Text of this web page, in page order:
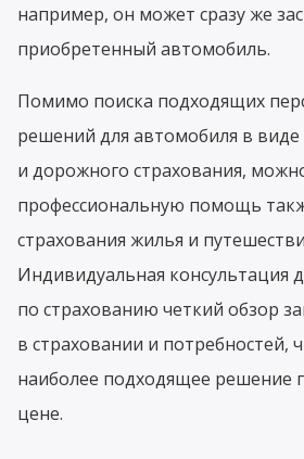
например, он может сразу же
приобретенный автомобиль.
Помимо поиска подходящих
решений для автомобиля в виде
и дорожного страхования,
профессиональную помощь
страхования жилья и
Индивидуальная консультация
по страхованию четкий обзор
в страховании и потребностей,
наиболее подходящее решение
цене.